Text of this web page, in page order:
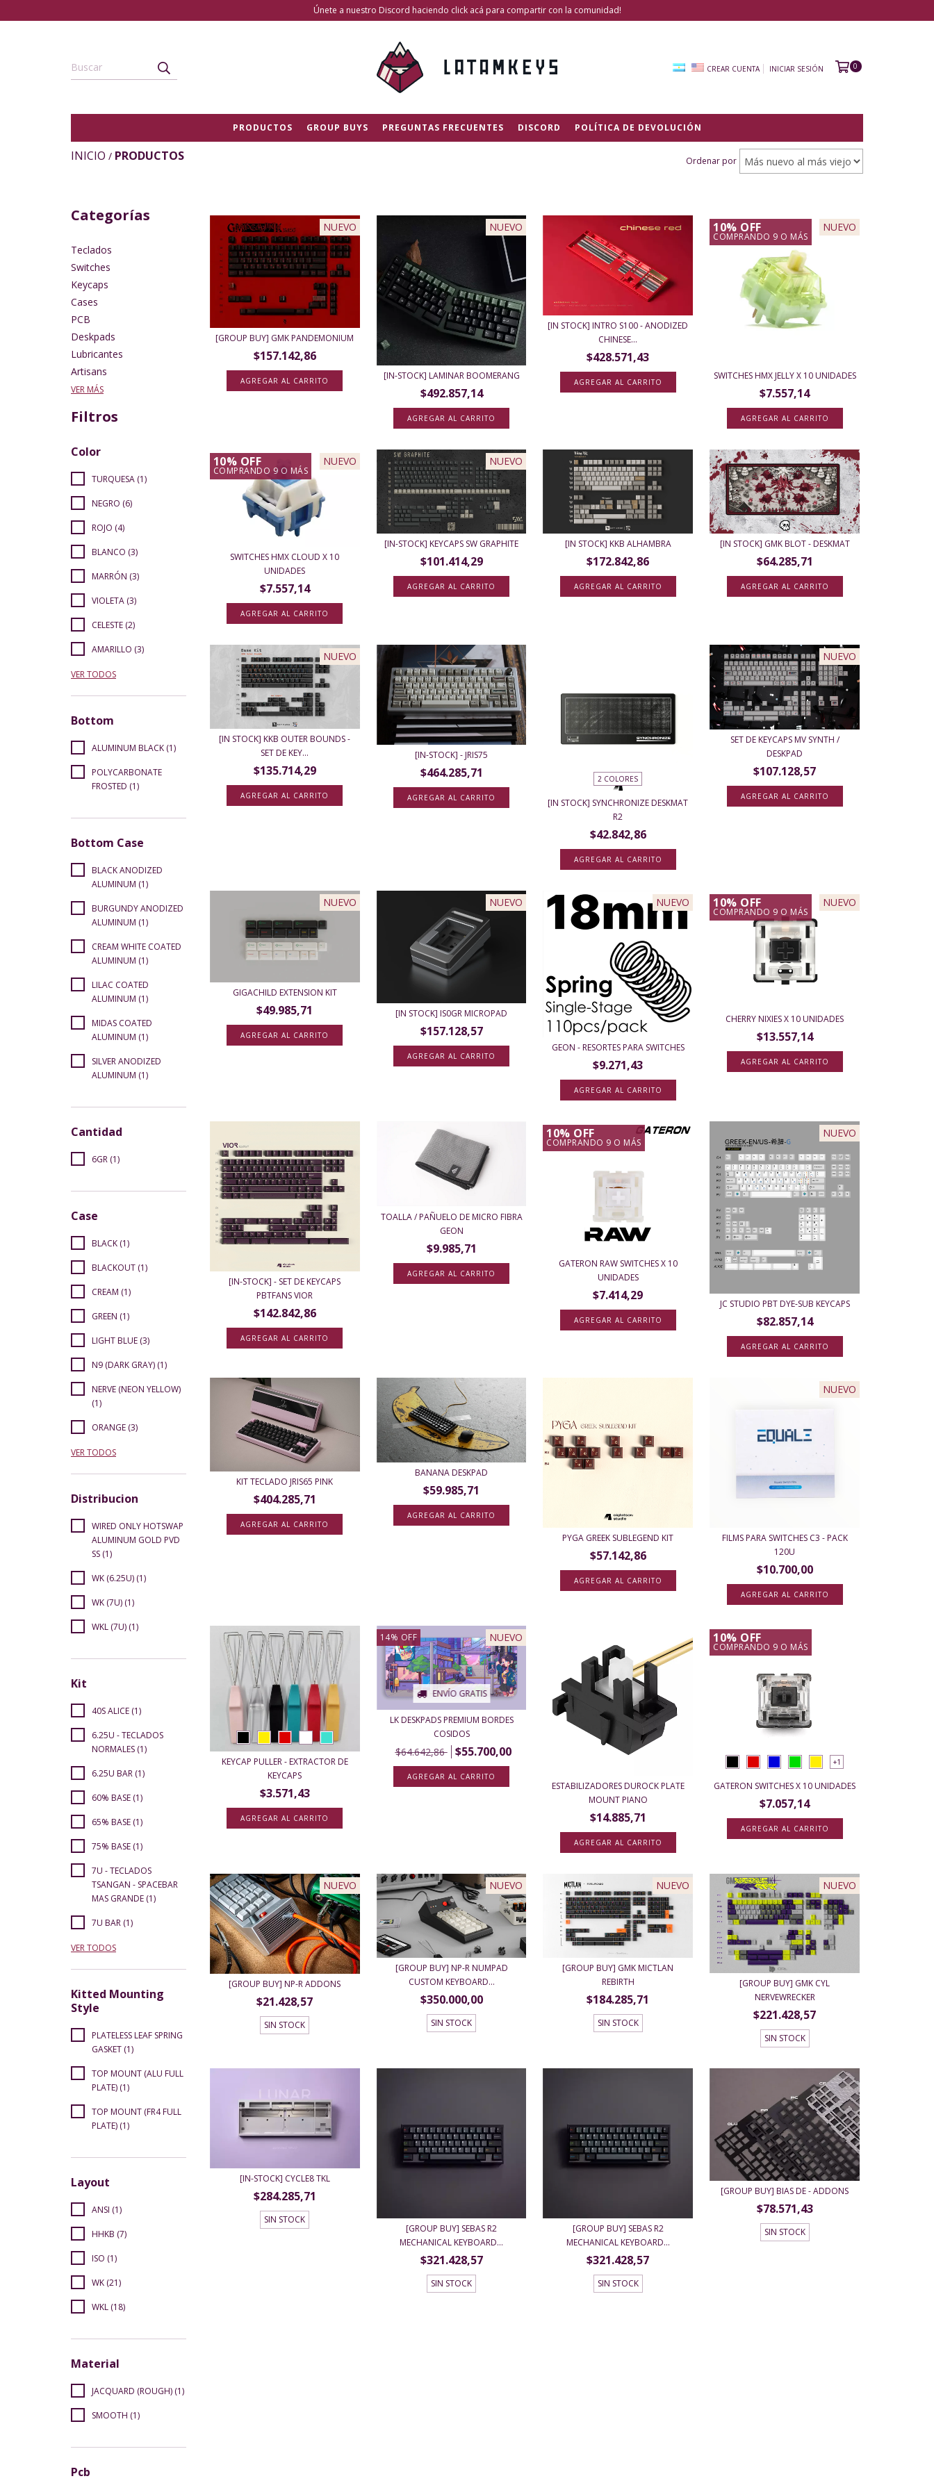
Únete a nuestro Discord haciendo click acá para compartir con la comunidad!
CREAR CUENTA INICIAR SESIÓN 0
PRODUCTOS GROUP BUYS PREGUNTAS FRECUENTES DISCORD POLÍTICA DE DEVOLUCIÓN
INICIO / PRODUCTOS Ordenar por
Categorías
Teclados
Switches
Keycaps
Cases
PCB
Deskpads
Lubricantes
Artisans
VER MÁS
Filtros
Color
TURQUESA (1)
NEGRO (6)
ROJO (4)
BLANCO (3)
MARRÓN (3)
VIOLETA (3)
CELESTE (2)
AMARILLO (3)
VER TODOS
Bottom
ALUMINUM BLACK (1)
POLYCARBONATE
FROSTED (1)
Bottom Case
BLACK ANODIZED
ALUMINUM (1)
BURGUNDY ANODIZED
ALUMINUM (1)
CREAM WHITE COATED
ALUMINUM (1)
LILAC COATED
ALUMINUM (1)
MIDAS COATED
ALUMINUM (1)
SILVER ANODIZED
ALUMINUM (1)
Cantidad
6GR (1)
Case
BLACK (1)
BLACKOUT (1)
CREAM (1)
GREEN (1)
LIGHT BLUE (3)
N9 (DARK GRAY) (1)
NERVE (NEON YELLOW)
(1)
ORANGE (3)
VER TODOS
Distribucion
WIRED ONLY HOTSWAP
ALUMINUM GOLD PVD
SS (1)
WK (6.25U) (1)
WK (7U) (1)
WKL (7U) (1)
Kit
40S ALICE (1)
6.25U - TECLADOS
NORMALES (1)
6.25U BAR (1)
60% BASE (1)
65% BASE (1)
75% BASE (1)
7U - TECLADOS
TSANGAN - SPACEBAR
MAS GRANDE (1)
7U BAR (1)
VER TODOS
Kitted Mounting
Style
PLATELESS LEAF SPRING
GASKET (1)
TOP MOUNT (ALU FULL
PLATE) (1)
TOP MOUNT (FR4 FULL
PLATE) (1)
Layout
ANSI (1)
HHKB (7)
ISO (1)
WK (21)
WKL (18)
Material
JACQUARD (ROUGH) (1)
SMOOTH (1)
Pcb
NUEVO
[GROUP BUY] GMK PANDEMONIUM
$157.142,86
AGREGAR AL CARRITO
NUEVO
[IN-STOCK] LAMINAR BOOMERANG
$492.857,14
AGREGAR AL CARRITO
[IN STOCK] INTRO S100 - ANODIZED
CHINESE...
$428.571,43
AGREGAR AL CARRITO
10% OFF
COMPRANDO 9 O MÁS
NUEVO
SWITCHES HMX JELLY X 10 UNIDADES
$7.557,14
10% OFF
COMPRANDO 9 O MÁS
NUEVO
SWITCHES HMX CLOUD X 10
UNIDADES
$7.557,14
NUEVO
[IN-STOCK] KEYCAPS SW GRAPHITE
$101.414,29
[IN STOCK] KKB ALHAMBRA
$172.842,86
AGREGAR AL CARRITO
[IN STOCK] GMK BLOT - DESKMAT
$64.285,71
AGREGAR AL CARRITO
NUEVO
[IN STOCK] KKB OUTER BOUNDS -
SET DE KEY...
$135.714,29
AGREGAR AL CARRITO
[IN-STOCK] - JRIS75
$464.285,71
AGREGAR AL CARRITO
2 COLORES
[IN STOCK] SYNCHRONIZE DESKMAT
R2
$42.842,86
AGREGAR AL CARRITO
NUEVO
SET DE KEYCAPS MV SYNTH /
DESKPAD
$107.128,57
AGREGAR AL CARRITO
NUEVO
GIGACHILD EXTENSION KIT
$49.985,71
NUEVO
[IN STOCK] IS0GR MICROPAD
$157.128,57
AGREGAR AL CARRITO
NUEVO
GEON - RESORTES PARA SWITCHES
$9.271,43
AGREGAR AL CARRITO
10% OFF
COMPRANDO 9 O MÁS
NUEVO
CHERRY NIXIES X 10 UNIDADES
$13.557,14
[IN-STOCK] - SET DE KEYCAPS
PBTFANS VIOR
$142.842,86
AGREGAR AL CARRITO
TOALLA / PAÑUELO DE MICRO FIBRA
GEON
$9.985,71
10% OFF
COMPRANDO 9 O MÁS
GATERON RAW SWITCHES X 10
UNIDADES
$7.414,29
NUEVO
JC STUDIO PBT DYE-SUB KEYCAPS
$82.857,14
AGREGAR AL CARRITO
KIT TECLADO JRIS65 PINK
$404.285,71
AGREGAR AL CARRITO
BANANA DESKPAD
$59.985,71
PYGA GREEK SUBLEGEND KIT
$57.142,86
AGREGAR AL CARRITO
NUEVO
FILMS PARA SWITCHES C3 - PACK
120U
$10.700,00
KEYCAP PULLER - EXTRACTOR DE
KEYCAPS
$3.571,43
AGREGAR AL CARRITO
14% OFF
ENVÍO GRATIS
NUEVO
LK DESKPADS PREMIUM BORDES
COSIDOS
$64.642,86 $55.700,00
ESTABILIZADORES DUROCK PLATE
MOUNT PIANO
$14.885,71
10% OFF
COMPRANDO 9 O MÁS
+1
GATERON SWITCHES X 10 UNIDADES
$7.057,14
AGREGAR AL CARRITO
NUEVO
[GROUP BUY] NP-R ADDONS
$21.428,57
SIN STOCK
NUEVO
[GROUP BUY] NP-R NUMPAD
CUSTOM KEYBOARD...
$350.000,00
SIN STOCK
NUEVO
[GROUP BUY] GMK MICTLAN
REBIRTH
$184.285,71
SIN STOCK
NUEVO
[GROUP BUY] GMK CYL
NERVEWRECKER
$221.428,57
SIN STOCK
[IN-STOCK] CYCLE8 TKL
$284.285,71
SIN STOCK
[GROUP BUY] SEBAS R2
MECHANICAL KEYBOARD...
$321.428,57
SIN STOCK
[GROUP BUY] SEBAS R2
MECHANICAL KEYBOARD...
$321.428,57
SIN STOCK
[GROUP BUY] BIAS DE - ADDONS
$78.571,43
SIN STOCK